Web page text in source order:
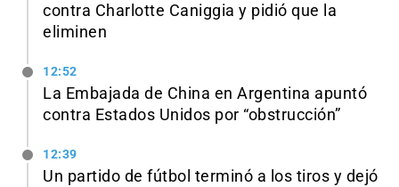
contra Charlotte Caniggia y pidió que la
eliminen
12:52
La Embajada de China en Argentina apuntó
contra Estados Unidos por “obstrucción”
12:39
Un partido de fútbol terminó a los tiros y dejó